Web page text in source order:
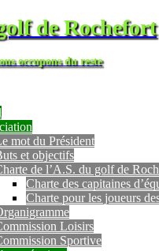
de Rochefort
occupons du reste
mot du Président
et objectifs
de l’A.S. du golf de
Charte des capitaines
Charte pour les joueurs
Loisirs
Sportive